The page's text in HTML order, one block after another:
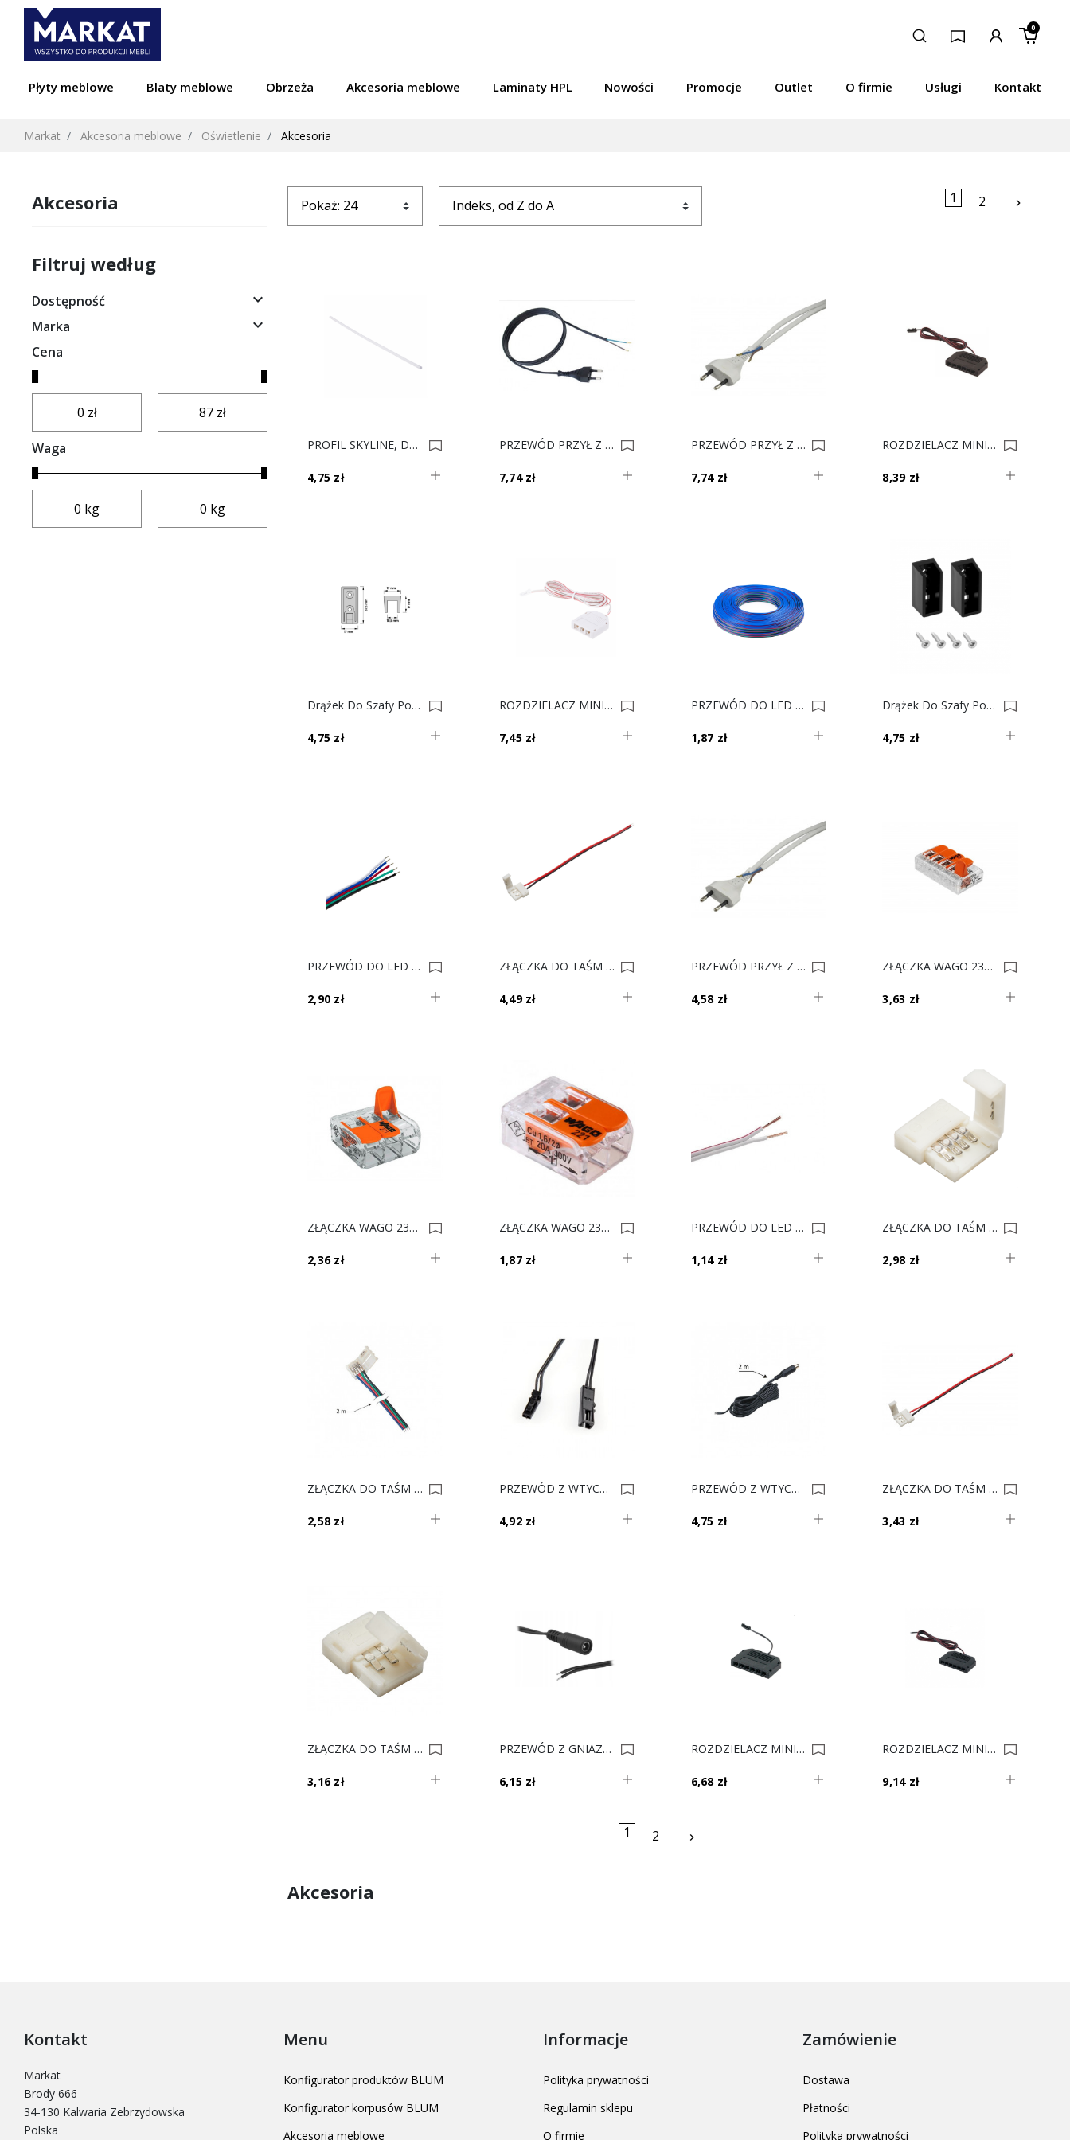
Płyty meblowe Blaty meblowe Obrzeża Akcesoria meblowe Laminaty HPL Nowości Promocje Outlet O firmie Usługi Kontakt
0
Markat Akcesoria meblowe Oświetlenie Akcesoria
Akcesoria
Filtruj według
Dostępność 
Marka 
Cena
Waga
1 2 keyboard_arrow_right
PROFIL SKYLINE, Dystans Silikonowy Fi 3,30-3,50 2m 0034814
4,75 zł
PRZEWÓD PRZYŁ Z WTYCZKĄ CZARNY 3m 0034321
7,74 zł
PRZEWÓD PRZYŁ Z WTYCZKĄ BIAŁY 3m 0034320
7,74 zł
ROZDZIELACZ MINI CZARNY 6pkt. Z Przew. 2 M I Wtyczką Mini-Kon. 0021794
8,39 zł
Drążek Do Szafy Podświetlany SLIM Biały ROZETA (2szt.) 0021469
4,75 zł
ROZDZIELACZ MINI BIAŁY 3pkt. Z Przew. 2m I Wtyczką Mini-Kon. 0021332
7,45 zł
PRZEWÓD DO LED 4x0,32 Mm2, Żyły RGB 4 Kolory 0021186
1,87 zł
Drążek Do Szafy Podświetlany SLIM Czarny ROZETA (2szt.) 0019610
4,75 zł
PRZEWÓD DO LED 5x0,32 Mm2 RGBW 0018104
2,90 zł
ZŁĄCZKA DO TAŚM LED ZLP8MM PASEK-PRZEWÓD 1M 0012476
4,49 zł
PRZEWÓD PRZYŁ Z WTYCZKĄ BIAŁY 1m 0012475
4,58 zł
ZŁĄCZKA WAGO 230V 5pkt H 0010734
3,63 zł
ZŁĄCZKA WAGO 230V 3pkt H 0010733
2,36 zł
ZŁĄCZKA WAGO 230V 2pkt H 0010732
1,87 zł
PRZEWÓD DO LED 2x0,35 Mm2 BIAŁY (op.100m) 0009323
1,14 zł
ZŁĄCZKA DO TAŚM LED RGB 10mm PASEK-PASEK 0008834
2,98 zł
ZŁĄCZKA DO TAŚM LED RGB 10mm PAS+PRZEW 15cm 0008425
2,58 zł
PRZEWÓD Z WTYCZKĄ I GNIAZDEM JSTM 2mb KS 0008093
4,92 zł
PRZEWÓD Z WTYCZKĄ DO JACK 2mb HL 0007547
4,75 zł
ZŁĄCZKA DO TAŚM LED ZLP8MM PASEK-PRZEWÓD 0007178
3,43 zł
ZŁĄCZKA DO TAŚM LED ZL8MM PASEK-PASEK 0007177
3,16 zł
PRZEWÓD Z GNIAZDEM DO JACK 2mb H 0007088
6,15 zł
ROZDZIELACZ MINI CZARNY 6pkt. 15cm HL 0006645
6,68 zł
ROZDZIELACZ MINI CZARNY 6pkt. 200cm HL 0006132
9,14 zł
1 2 keyboard_arrow_right
Akcesoria
Kontakt
Markat
Brody 666
34-130 Kalwaria Zebrzydowska
Polska
Menu
Konfigurator produktów BLUM
Konfigurator korpusów BLUM
Akcesoria meblowe
Informacje
Polityka prywatności
Regulamin sklepu
O firmie
Zamówienie
Dostawa
Płatności
Polityka prywatności